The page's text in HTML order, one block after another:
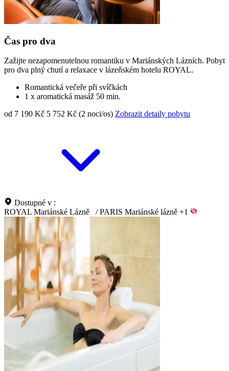
Čas pro dva
Zažijte nezapomenutelnou romantiku v Mariánských Lázních. Pobyt
pro dva plný chutí a relaxace v lázeňském hotelu ROYAL.
Romantická večeře při svíčkách
1 x aromatická masáž 50 min.
od 7 190 Kč 5 752 Kč (2 noci/os) Zobrazit detaily pobytu
Dostupné v :
ROYAL Mariánské Lázně
/ PARIS Mariánské lázně +1